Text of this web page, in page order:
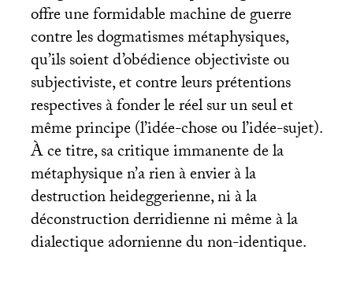
offre une formidable machine de guerre
contre les dogmatismes métaphysiques,
qu’ils soient d’obédience objectiviste ou
subjectiviste, et contre leurs prétentions
respectives à fonder le réel sur un seul et
même principe (l’idée-chose ou l’idée-sujet).
À ce titre, sa critique immanente de la
métaphysique n’a rien à envier à la
destruction heideggerienne, ni à la
déconstruction derridienne ni même à la
dialectique adornienne du non-identique.